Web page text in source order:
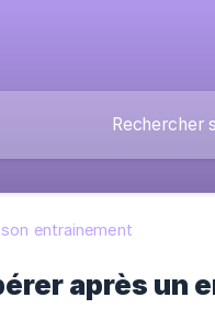
son entrainement
après un